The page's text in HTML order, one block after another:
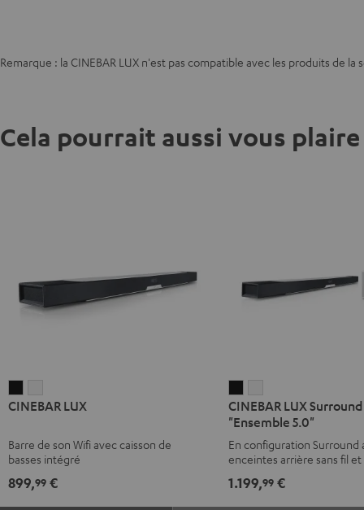
Remarque : la CINEBAR LUX n'est pas compatible avec les produits de
Cela pourrait aussi vous plaire
LUXLUX
CINEBAR LUX
Barre de son Wifi avec caisson de
basses intégré
899,99 €
LUX
Surround
"Ensemble
5.0"
Noir
LUX
Surround
"Ensemble
5.0"
Blanc
CINEBAR LUX Surround
"Ensemble 5.0"
En configuration Surround
enceintes arrière sans fil et
1.199,99€